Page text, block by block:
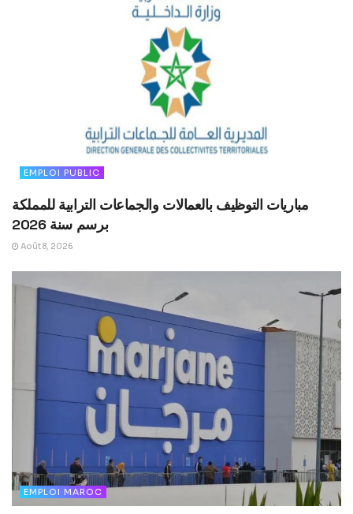
EMPLOI PUBLIC
مباريات التوظيف بالعمالات والجماعات الترابية للمملكة
برسم سنة 2026
Août 8, 2026
EMPLOI MAROC